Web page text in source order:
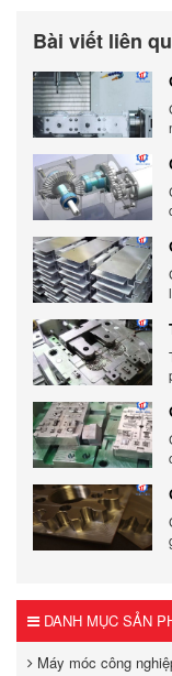
Bài viết liên
DANH MỤC SẢN
Máy móc công